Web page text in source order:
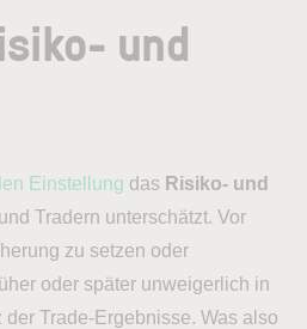
und
Einstellung das Risiko- und
Tradern unterschätzt. Vor
zu setzen oder
oder später unweigerlich in
Trade-Ergebnisse. Was also